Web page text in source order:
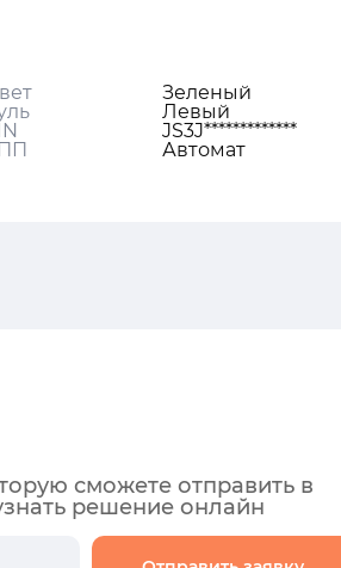
Зеленый
Левый
JS3J*************
Автомат
сможете отправить в
решение онлайн